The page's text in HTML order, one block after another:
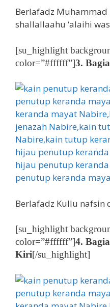
Berlafadz Muhammad
shallallaahu ‘alaihi
[su_highlight
color=”#ffffff”]3.
Berlafadz Kullu
[su_highlight
color=”#ffffff”]4.
Kiri[/su_highlight]